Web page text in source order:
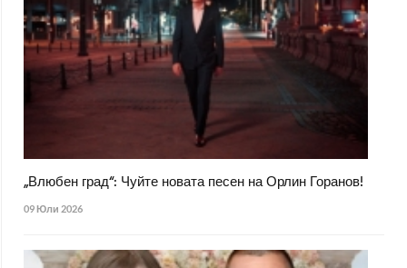
„Влюбен град“: Чуйте новата песен на Орлин Горанов!
09 Юли 2026